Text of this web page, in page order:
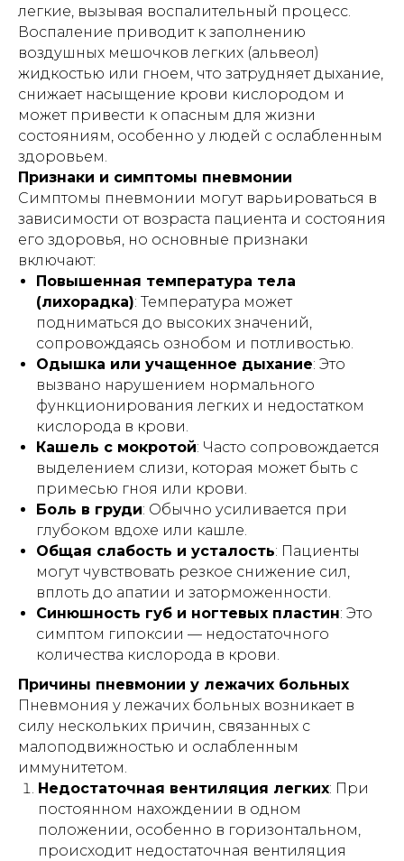
легкие, вызывая воспалительный процесс.
Воспаление приводит к заполнению
воздушных мешочков легких (альвеол)
жидкостью или гноем, что затрудняет дыхание,
снижает насыщение крови кислородом и
может привести к опасным для жизни
состояниям, особенно у людей с ослабленным
здоровьем.
Признаки и симптомы пневмонии
Симптомы пневмонии могут варьироваться в
зависимости от возраста пациента и состояния
его здоровья, но основные признаки
включают:
Повышенная температура тела
(лихорадка): Температура может
подниматься до высоких значений,
сопровождаясь ознобом и потливостью.
Одышка или учащенное дыхание: Это
вызвано нарушением нормального
функционирования легких и недостатком
кислорода в крови.
Кашель с мокротой: Часто сопровождается
выделением слизи, которая может быть с
примесью гноя или крови.
Боль в груди: Обычно усиливается при
глубоком вдохе или кашле.
Общая слабость и усталость: Пациенты
могут чувствовать резкое снижение сил,
вплоть до апатии и заторможенности.
Синюшность губ и ногтевых пластин: Это
симптом гипоксии — недостаточного
количества кислорода в крови.
Причины пневмонии у лежачих больных
Пневмония у лежачих больных возникает в
силу нескольких причин, связанных с
малоподвижностью и ослабленным
иммунитетом.
Недостаточная вентиляция легких: При
постоянном нахождении в одном
положении, особенно в горизонтальном,
происходит недостаточная вентиляция